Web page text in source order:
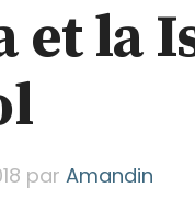
et la
par Amandin